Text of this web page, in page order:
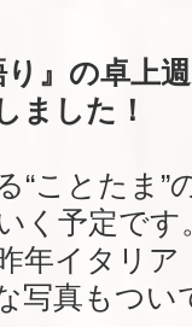
』の卓上
ました！
“ことたま”
く予定です
年イタリア
写真もつい